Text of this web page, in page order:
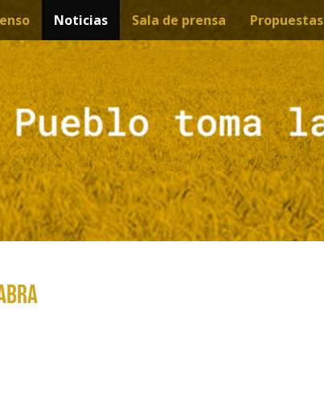
Noticias Sala de prensa Propuestas